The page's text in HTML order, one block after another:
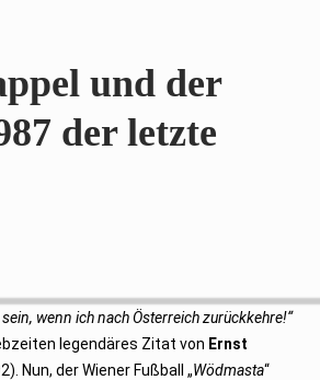
und der
der letzte
wenn ich nach Österreich zurückkehre!“
legendäres Zitat von Ernst
Nun, der Wiener Fußball „Wödmasta“